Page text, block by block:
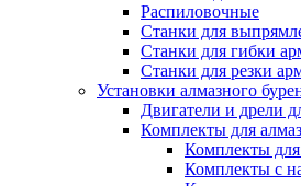
Распиловочные
Станки для
Станки для гибки
Станки для резки
Установки алмазного
Двигатели и дрели
Комплекты для
Комплекты
Комплекты с